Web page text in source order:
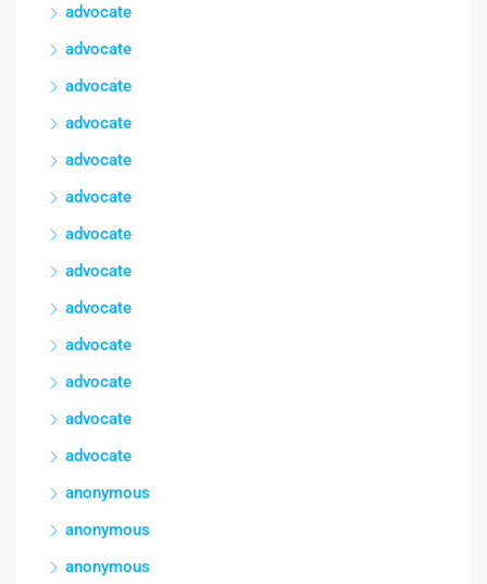
advocate
advocate
advocate
advocate
advocate
advocate
advocate
advocate
advocate
advocate
advocate
advocate
advocate
anonymous
anonymous
anonymous